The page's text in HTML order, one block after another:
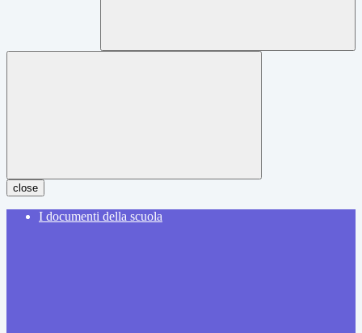
close
I documenti della scuola